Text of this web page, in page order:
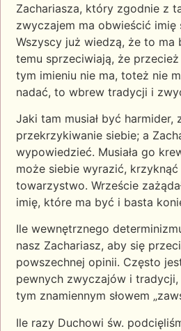
Zachariasza, który zgodnie z
zwyczajem ma obwieścić imię
Wszyscy już wiedzą, że to ma
temu sprzeciwiają, że
tym imieniu nie ma, toteż nie
nadać, to wbrew tradycji i
Jaki tam musiał być harmider,
przekrzykiwanie siebie; a
wypowiedzieć. Musiała go
może siebie wyrazić,
towarzystwo. Wrzeście
imię, które ma być i basta
Ile wewnętrznego
nasz Zachariasz, aby się
powszechnej opinii. Często
pewnych zwyczajów i
tym znamiennym słowem
Ile razy Duchowi św.